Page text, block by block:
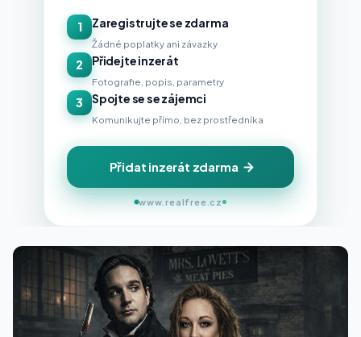
1 Zaregistrujte se zdarma
Žádné poplatky ani závazky
2 Přidejte inzerát
Fotografie, popis, parametry
3 Spojte se se zájemci
Komunikujte přímo, bez prostředníka
Přidat inzerát zdarma
www.realfree.cz